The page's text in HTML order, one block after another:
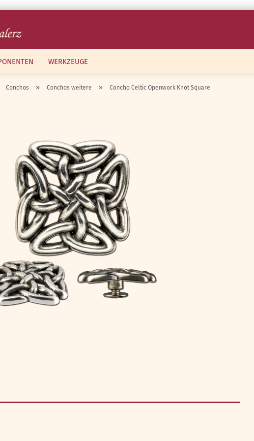
WERKZEUGE
Conchos » Conchos weitere » Concho Celtic Openwork Knot Square